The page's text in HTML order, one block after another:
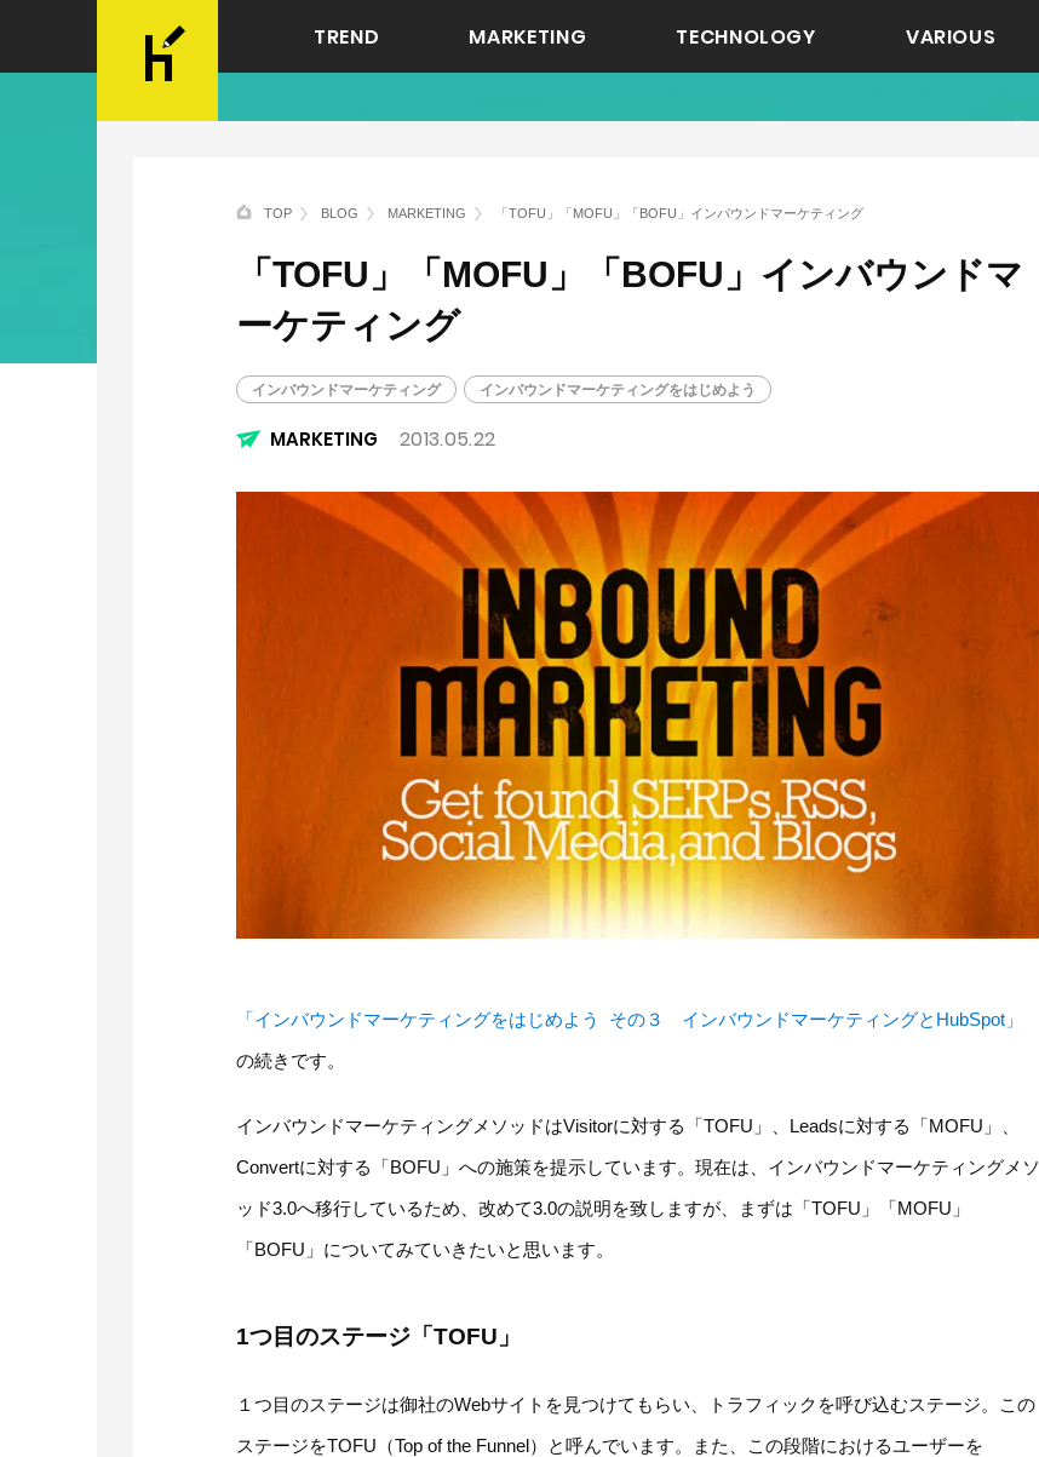
TREND MARKETING TECHNOLOGY VARIOUS
TOP BLOG MARKETING 「TOFU」「MOFU」「BOFU」インバウンドマーケティング
「TOFU」「MOFU」「BOFU」インバウンドマ
ーケティング
インバウンドマーケティング インバウンドマーケティングをはじめよう
MARKETING 2013.05.22
「インバウンドマーケティングをはじめよう その３ インバウンドマーケティングとHubSpot」
の続きです。
インバウンドマーケティングメソッドはVisitorに対する「TOFU」、Leadsに対する「MOFU」、
Convertに対する「BOFU」への施策を提示しています。現在は、インバウンドマーケティングメソ
ッド3.0へ移行しているため、改めて3.0の説明を致しますが、まずは「TOFU」「MOFU」
「BOFU」についてみていきたいと思います。
1つ目のステージ「TOFU」
１つ目のステージは御社のWebサイトを見つけてもらい、トラフィックを呼び込むステージ。この
ステージをTOFU（Top of the Funnel）と呼んでいます。また、この段階におけるユーザーを